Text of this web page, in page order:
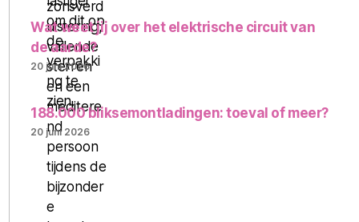
Wat weet jij over het elektrische circuit van
de aarde?
20 juni 2026
188.000 bliksemontladingen: toeval of meer?
20 juni 2026